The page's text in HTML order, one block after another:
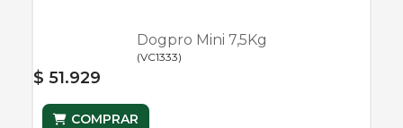
Dogpro Mini 7,5Kg
(VC1333)
$ 51.929
COMPRAR